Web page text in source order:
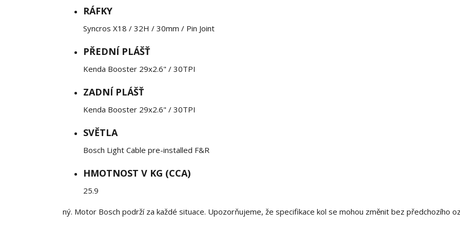
RÁFKY
Syncros X18 / 32H / 30mm / Pin Joint
PŘEDNÍ PLÁŠŤ
Kenda Booster 29x2.6" / 30TPI
ZADNÍ PLÁŠŤ
Kenda Booster 29x2.6" / 30TPI
SVĚTLA
Bosch Light Cable pre-installed F&R
HMOTNOST V KG (CCA)
25.9
ný. Motor Bosch podrží za každé situace. Upozorňujeme, že specifikace kol se mohou změnit bez předchozího